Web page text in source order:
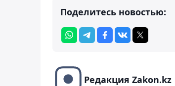
Поделитесь новостью:
Редакция Zakon.kz